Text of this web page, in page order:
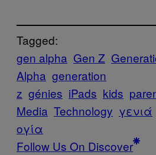
Tagged:
gen alpha Gen Z
Alpha generation
z génies iPads kids
Media Technology γενιά
ογία
Follow Us On Discover